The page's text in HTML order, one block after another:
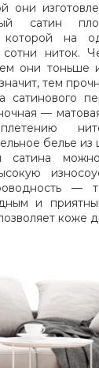
они
сатин
которой на
сотни ниток.
они тоньше
тем
сатинового
—
белье из
сатина
—
и
коже